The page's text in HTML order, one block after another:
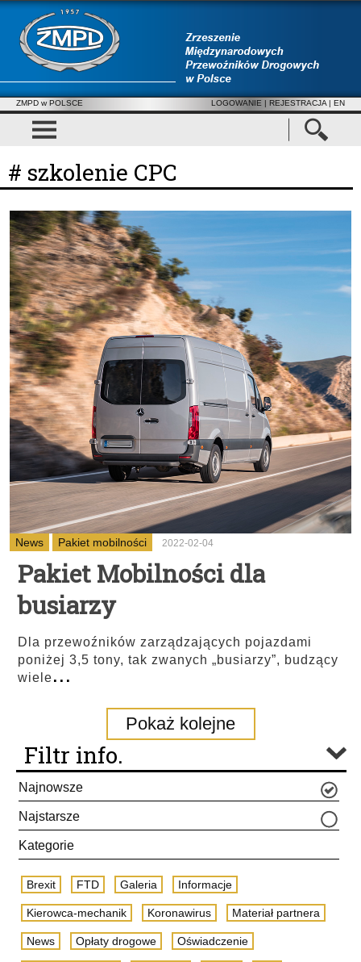
ZMPD w POLSCE LOGOWANIE | REJESTRACJA | EN
# szkolenie CPC
News Pakiet mobilności 2022-02-04
Pakiet Mobilności dla
busiarzy
Dla przewoźników zarządzających pojazdami
poniżej 3,5 tony, tak zwanych „busiarzy”, budzący
wiele...
Pokaż kolejne
Filtr info.
Najnowsze
Najstarsze
Kategorie
Brexit FTD Galeria Informacje
Kierowca-mechanik Koronawirus Materiał partnera
News Opłaty drogowe Oświadczenie